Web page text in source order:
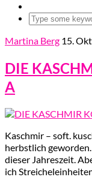
Martina Berg 15.
DIE
A
Kaschmir – soft.
herbstlich
dieser Jahreszeit.
ich